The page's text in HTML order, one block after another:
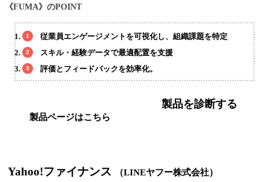
《FUMA》のPOINT
従業員エンゲージメントを可視化し、組織課題を特定
スキル・経験データで最適配置を支援
評価とフィードバックを効率化。
製品ページはこちら
製品を診断する
Yahoo!ファイナンス （LINEヤフー株式会社）